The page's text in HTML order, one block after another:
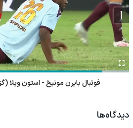
فوتبال بایرن مونیخ - استون ویلا
دیدگاه‌ها